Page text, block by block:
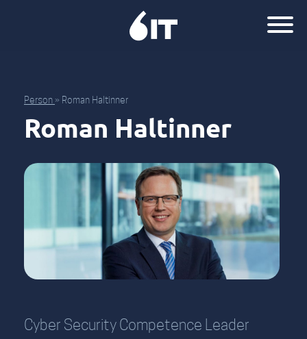
Person » Roman Haltinner
Roman Haltinner
Cyber Security Competence Leader